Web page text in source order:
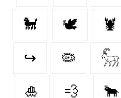
🐩 🕊 🦞
↪ 🦠 𓃵
🎍 💨 🐂